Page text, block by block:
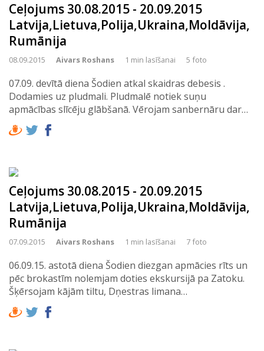
Ceļojums 30.08.2015 - 20.09.2015
Latvija,Lietuva,Polija,Ukraina,Moldāvija,
Rumānija
08.09.2015 Aivars Roshans 1 min lasīšanai 5 foto
07.09. devītā diena Šodien atkal skaidras debesis .
Dodamies uz pludmali. Pludmalē notiek suņu
apmācības slīcēju glābšanā. Vērojam sanbernāru dar…
Ceļojums 30.08.2015 - 20.09.2015
Latvija,Lietuva,Polija,Ukraina,Moldāvija,
Rumānija
07.09.2015 Aivars Roshans 1 min lasīšanai 7 foto
06.09.15. astotā diena Šodien diezgan apmācies rīts un
pēc brokastīm nolemjam doties ekskursijā pa Zatoku.
Šķērsojam kājām tiltu, Dņestras limana…